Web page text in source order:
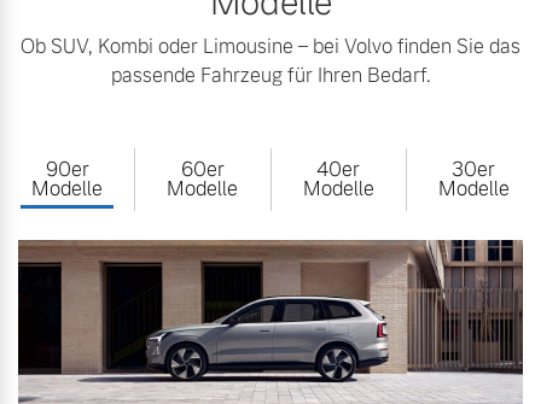
Ob SUV, Kombi oder Limousine – bei Volvo finden Sie das
passende Fahrzeug für Ihren Bedarf.
90er
Modelle
60er
Modelle
40er
Modelle
30er
Modelle